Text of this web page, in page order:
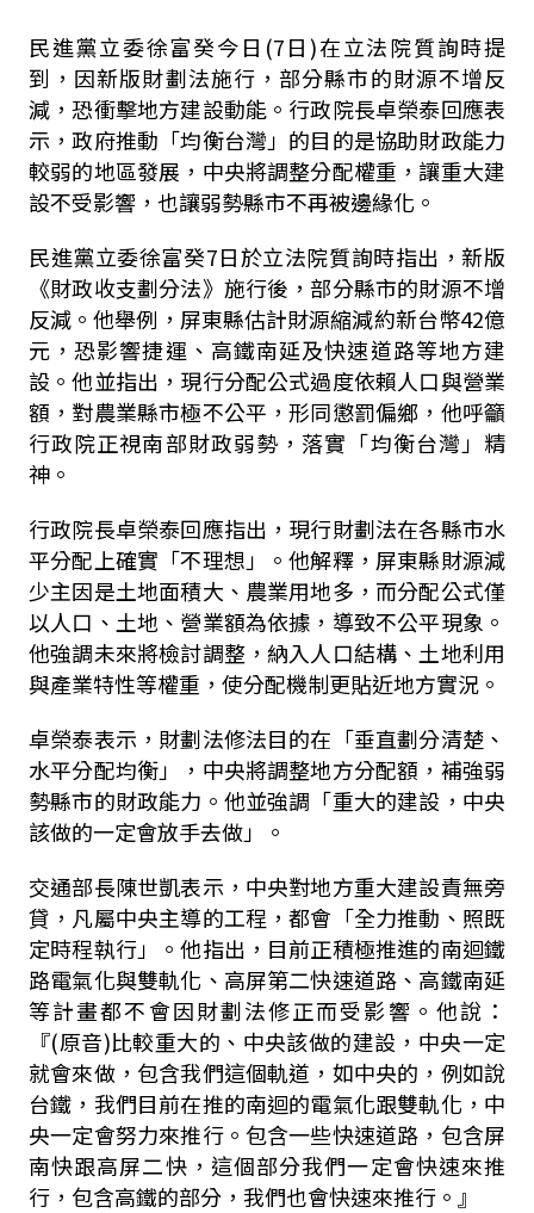
民進黨立委徐富癸今日 (7日 )在立法院質詢時提
到，因新版財劃法施行，部分縣市的財源不增反
減，恐衝擊地方建設動能。行政院長卓榮泰回應表
示，政府推動「均衡台灣」的目的是協助財政能力
較弱的地區發展，中央將調整分配權重，讓重大建
設不受影響，也讓弱勢縣市不再被邊緣化。
民進黨立委徐富癸7日於立法院質詢時指出，新版
《財政收支劃分法》施行後，部分縣市的財源不增
反減。他舉例，屏東縣估計財源縮減約新台幣42億
元，恐影響捷運、高鐵南延及快速道路等地方建
設。他並指出，現行分配公式過度依賴人口與營業
額，對農業縣市極不公平，形同懲罰偏鄉，他呼籲
行政院正視南部財政弱勢，落實「均衡台灣」精
神。
行政院長卓榮泰回應指出，現行財劃法在各縣市水
平分配上確實「不理想」。他解釋，屏東縣財源減
少主因是土地面積大、農業用地多，而分配公式僅
以人口、土地、營業額為依據，導致不公平現象。
他強調未來將檢討調整，納入人口結構、土地利用
與產業特性等權重，使分配機制更貼近地方實況。
卓榮泰表示，財劃法修法目的在「垂直劃分清楚、
水平分配均衡」，中央將調整地方分配額，補強弱
勢縣市的財政能力。他並強調「重大的建設，中央
該做的一定會放手去做」。
交通部長陳世凱表示，中央對地方重大建設責無旁
貸，凡屬中央主導的工程，都會「全力推動、照既
定時程執行」。他指出，目前正積極推進的南迴鐵
路電氣化與雙軌化、高屏第二快速道路、高鐵南延
等計畫都不會因財劃法修正而受影響。他說：
『(原音)比較重大的、中央該做的建設，中央一定
就會來做，包含我們這個軌道，如中央的，例如說
台鐵，我們目前在推的南迴的電氣化跟雙軌化，中
央一定會努力來推行。包含一些快速道路，包含屏
南快跟高屏二快，這個部分我們一定會快速來推
行，包含高鐵的部分，我們也會快速來推行。』